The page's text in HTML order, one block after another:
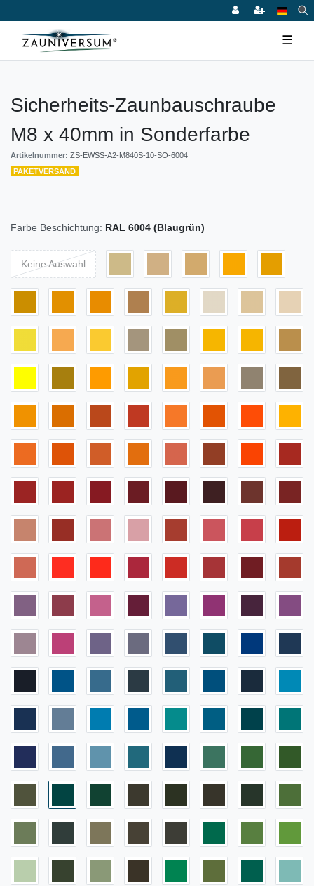
☰
Sicherheits-Zaunbauschraube
M8 x 40mm in Sonderfarbe
Artikelnummer: ZS-EWSS-A2-M840S-10-SO-6004
PAKETVERSAND
Farbe Beschichtung: RAL 6004 (Blaugrün)
Keine Auswahl